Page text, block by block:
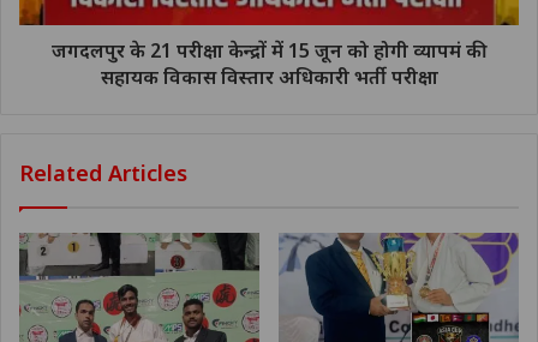
जगदलपुर के 21 परीक्षा केन्द्रों में 15 जून को होगी व्यापमं की
सहायक विकास विस्तार अधिकारी भर्ती परीक्षा
Related Articles